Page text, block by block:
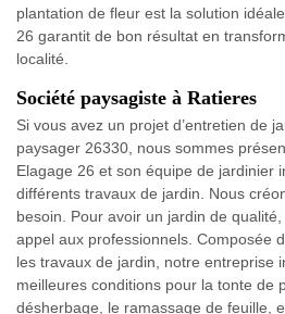
plantation de fleur est la solution
26 garantit de bon résultat en
localité.
Société paysagiste à Ratieres
Si vous avez un projet d’entretien de
paysager 26330, nous sommes
Elagage 26 et son équipe de jardinier
différents travaux de jardin. Nous
besoin. Pour avoir un jardin de
appel aux professionnels. Composée
les travaux de jardin, notre entreprise
meilleures conditions pour la tonte de
désherbage, le ramassage de feuille,